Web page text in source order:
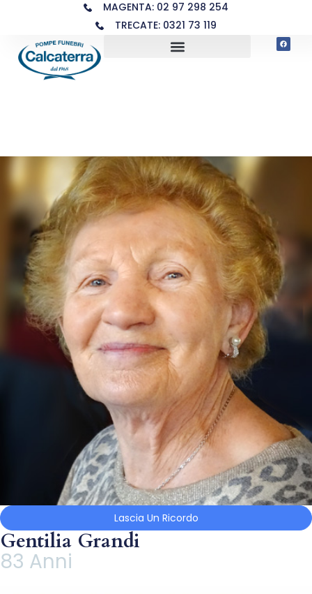
MAGENTA: 02 97 298 254
TRECATE: 0321 73 119
Lascia Un Ricordo
Gentilia Grandi
83 Anni